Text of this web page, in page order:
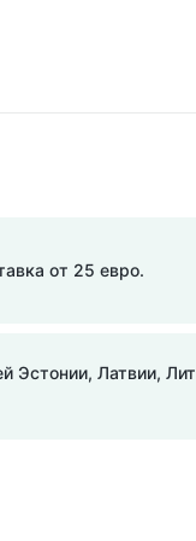
от 25 евро.
Эстонии, Латвии,